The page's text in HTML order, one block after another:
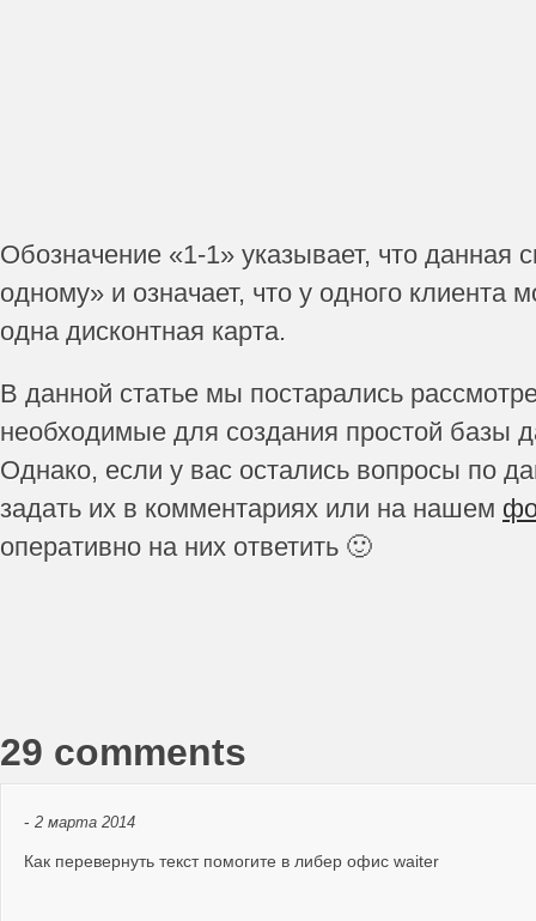
Обозначение «1-1» указывает, что данная
одному» и означает, что у одного клиента
одна дисконтная карта.
В данной статье мы постарались
необходимые для создания простой базы
Однако, если у вас остались вопросы по
задать их в комментариях или на нашем
оперативно на них ответить 🙂
29 comments
- 2 марта 2014
Как перевернуть текст помогите в либер офис waiter